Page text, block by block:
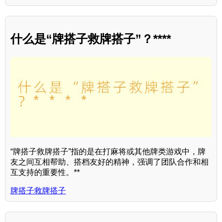
什么是“牌搭子救牌搭子”？****
“牌搭子救牌搭子”指的是在打麻将或其他牌类游戏中，牌
友之间互相帮助、搭档友好的精神，强调了团队合作和相
互支持的重要性。**
牌搭子救牌搭子